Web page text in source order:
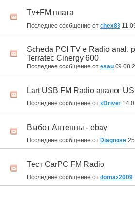
Tv+FM плата
Последнее сообщение от chex83
Scheda PCI TV e Radio anal.
Terratec Cinergy 600
Последнее сообщение от esau
Lart USB FM Radio аналог
Последнее сообщение от xDriver
Выбот Антенны - ebay
Последнее сообщение от Diagnose
Тест CarPC FM Radio
Последнее сообщение от domax2009